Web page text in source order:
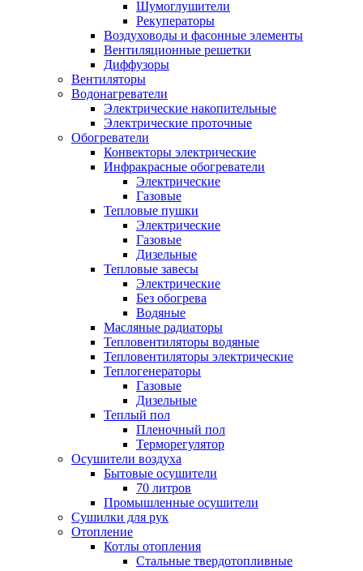
Шумоглушители
Рекуператоры
Воздуховоды и фасонные элементы
Вентиляционные решетки
Диффузоры
Вентиляторы
Водонагреватели
Электрические накопительные
Электрические проточные
Обогреватели
Конвекторы электрические
Инфракрасные обогреватели
Электрические
Газовые
Тепловые пушки
Электрические
Газовые
Дизельные
Тепловые завесы
Электрические
Без обогрева
Водяные
Масляные радиаторы
Тепловентиляторы водяные
Тепловентиляторы электрические
Теплогенераторы
Газовые
Дизельные
Теплый пол
Пленочный пол
Терморегулятор
Осушители воздуха
Бытовые осушители
70 литров
Промышленные осушители
Сушилки для рук
Отопление
Котлы отопления
Стальные твердотопливные